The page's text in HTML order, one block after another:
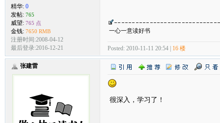
精华: 0
发帖: 765
威望: 765 点
金钱: 7650 RMB
注册时间:2008-04-12
最后登录:2016-12-21
一心一意读好书
Posted: 2010-11-11 20:54 | 16 楼
张建雷
很深入，学习了！